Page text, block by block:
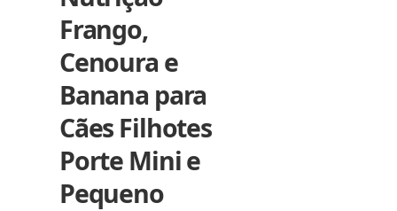
Frango,
Cenoura e
Banana para
Cães Filhotes
Porte Mini e
Pequeno